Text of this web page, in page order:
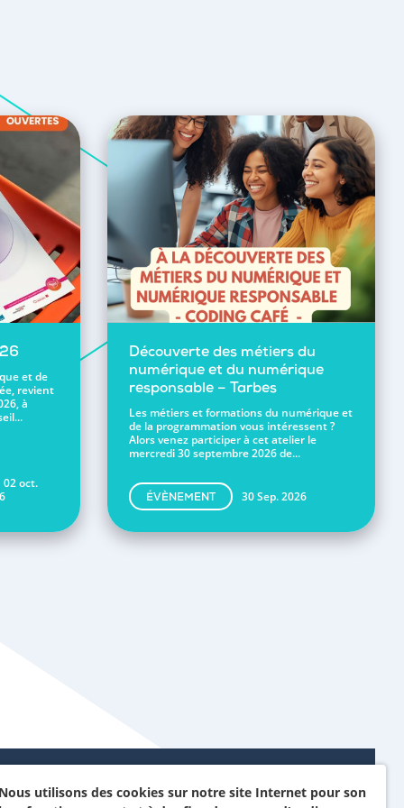
et de
revient
à
02 oct.
Découverte des métiers du
numérique et du numérique
responsable – Tarbes
Les métiers et formations du numérique et
de la programmation vous intéressent ?
Alors venez participer à cet atelier le
mercredi 30 septembre 2026 de...
ÉVÈNEMENT 30 Sep. 2026
utilisons des cookies sur notre site Internet pour son